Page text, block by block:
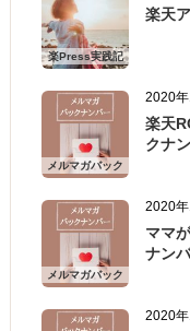
楽Press実践記
楽天
メルマガバック
ナンバー
2020
楽天
クナ
メルマガバック
ナンバー
2020
ママ
ナンバ
2020